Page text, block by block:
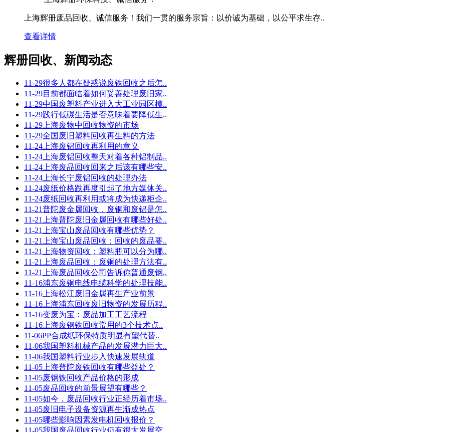
上海辉册废品回收、诚信服务！我们一贯的服务宗旨：以价诚为基础，以公平求生存..
查看详情
辉册回收、新闻动态
11-29很多人都在疑惑说废铁回收之后怎..
11-29目前都面临着如何妥善处理废旧家..
11-29中国废塑料产业进入大工业园区模..
11-29践行低碳生活是否意味着要降低生..
11-29 上海废物中回收物资的市场
11-29全国废旧塑料回收再生料的方法
11-24 上海废铝回收再利用的意义
11-24 上海废铝回收整天对着各种铝制品..
11-24 上海废品回收回来之后该有哪些安..
11-24 上海长宁废铝回收的处理办法
11-24废纸价格跌再度引起了地方媒体关..
11-24废纸回收再利用或将成为快递柜企..
11-21普陀废金属回收，废铜和废铝是怎..
11-21
上海普陀废旧金属回收有哪些好处..
11-21
上海宝山废品回收有哪些优势？
11-21
上海宝山废品回收：回收的废品要..
11-21
上海物资回收：塑料瓶可以分为哪..
11-21
上海废品回收：废铜的处理方法有..
11-21
上海废品回收公司告诉你普通废钢..
11-16浦东废铜电线电缆科学的处理技能..
11-16 上海松江废旧金属再生产业前景
11-16 上海浦东回收废旧物资的发展历程..
11-16变废为宝：废品加工工艺流程
11-16 上海废钢铁回收常用的3个技术点..
11-06PP合成纸环保特质明显有望代替..
11-06我国塑料机械产品的发展潜力巨大..
11-06我国塑料行业步入快速发展轨道
11-05 上海普陀废铁回收有哪些益处？
11-05废钢铁回收产品价格的形成
11-05废品回收的前景展望有哪些？
11-05如今，废品回收行业正经历着市场..
11-05废旧电子设备资源再生渐成热点
11-05哪些影响因素发电机回收报价？
11-05我国废品回收行业仍有很大发展空..